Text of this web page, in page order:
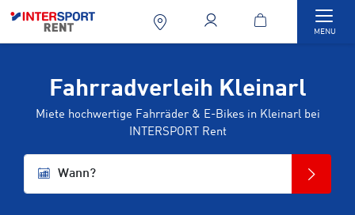
MENU
Fahrradverleih Kleinarl
Miete hochwertige Fahrräder & E-Bikes in Kleinarl bei
INTERSPORT Rent
Wann?